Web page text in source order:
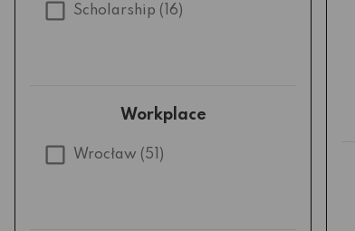
Scholarship (16)
Workplace
Wrocław (51)